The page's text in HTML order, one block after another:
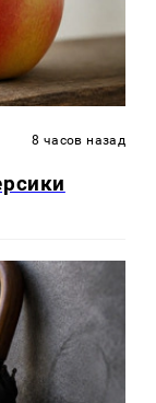
8 часов назад